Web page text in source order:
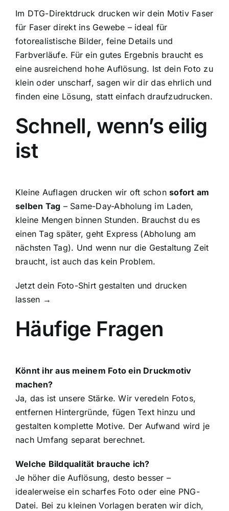
Im DTG-Direktdruck drucken wir dein Motiv Faser
für Faser direkt ins Gewebe – ideal für
fotorealistische Bilder, feine Details und
Farbverläufe. Für ein gutes Ergebnis braucht es
eine ausreichend hohe Auflösung. Ist dein Foto zu
klein oder unscharf, sagen wir dir das ehrlich und
finden eine Lösung, statt einfach draufzudrucken.
Schnell, wenn’s eilig
ist
Kleine Auflagen drucken wir oft schonsofort am
selben Tag – Same-Day-Abholung im Laden,
kleine Mengen binnen Stunden. Brauchst du es
einen Tag später, geht Express (Abholung am
nächsten Tag). Und wenn nur die Gestaltung Zeit
braucht, ist auch das kein Problem.
Jetzt dein Foto-Shirt gestalten und drucken
lassen →
Häufige Fragen
Könnt ihr aus meinem Foto ein Druckmotiv
machen?
Ja, das ist unsere Stärke. Wir veredeln Fotos,
entfernen Hintergründe, fügen Text hinzu und
gestalten komplette Motive. Der Aufwand wird je
nach Umfang separat berechnet.
Welche Bildqualität brauche ich?
Je höher die Auflösung, desto besser –
idealerweise ein scharfes Foto oder eine PNG-
Datei. Bei zu kleinen Vorlagen beraten wir dich,